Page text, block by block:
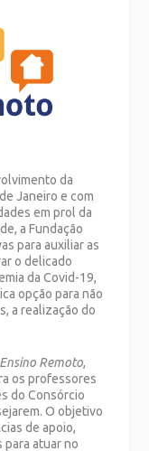
da
Janeiro e com
em prol da
a Fundação
para auxiliar as
o delicado
da Covid-19,
opção para não
a realização do
Remoto,
os professores
do Consórcio
O objetivo
de apoio,
para atuar no